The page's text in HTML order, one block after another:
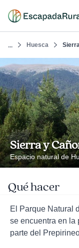
... Huesca
Sierra y
Espacio natural de
Qué hacer
El Parque Natural
se encuentra en la
parte del